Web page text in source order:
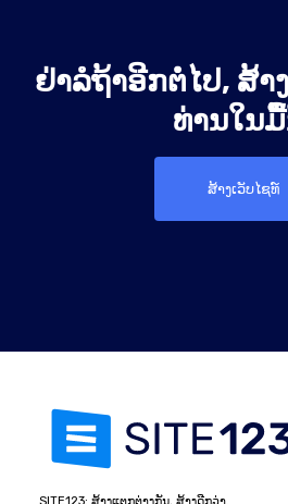
ຢ່າລໍຖ້າອີກຕໍ່ໄປ, ສ້າ
ທ່ານໃນ
ສ້າງເວັບໄຊທ໌